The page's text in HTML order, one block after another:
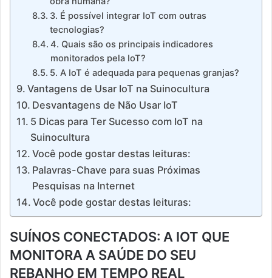
3. É possível integrar IoT com outras
tecnologias?
4. Quais são os principais indicadores
monitorados pela IoT?
5. A IoT é adequada para pequenas granjas?
Vantagens de Usar IoT na Suinocultura
Desvantagens de Não Usar IoT
5 Dicas para Ter Sucesso com IoT na
Suinocultura
Você pode gostar destas leituras:
Palavras-Chave para suas Próximas
Pesquisas na Internet
Você pode gostar destas leituras:
SUÍNOS CONECTADOS: A IOT QUE
MONITORA A SAÚDE DO SEU
REBANHO EM TEMPO REAL